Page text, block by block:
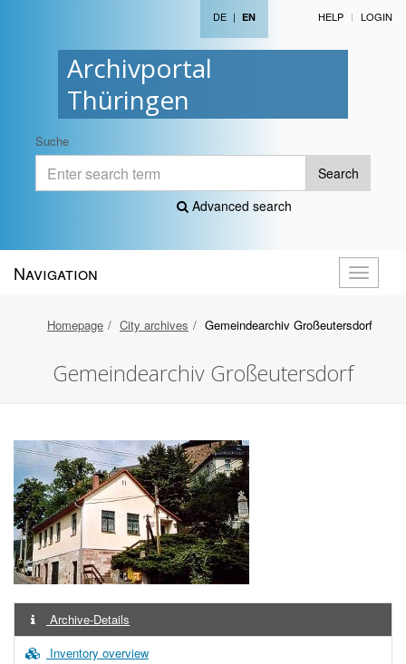
Archivportal
Thüringen
DE | EN HELP LOGIN
Suche
Search
Advanced search
Toggle
Navigation
Homepage City archives Gemeindearchiv Großeutersdorf
Gemeindearchiv Großeutersdorf
Archive-Details
Inventory overview